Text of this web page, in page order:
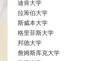
迪肯大学
拉筹伯大学
斯威本大学
格里菲斯大学
邦德大学
詹姆斯库克大学